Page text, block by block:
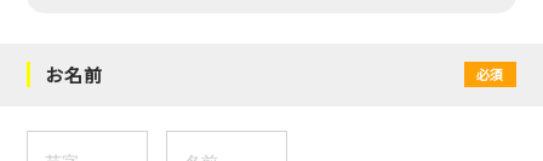
お名前 必須